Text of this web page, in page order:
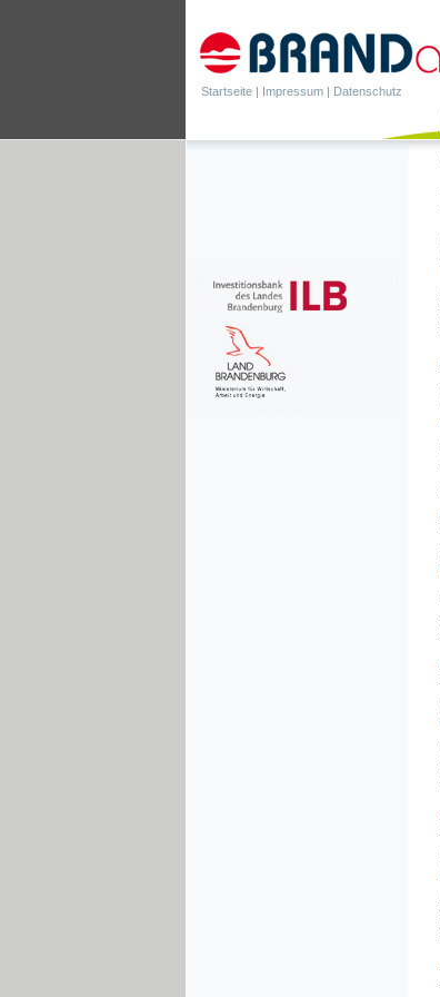
Startseite | Impressum | Datenschutz